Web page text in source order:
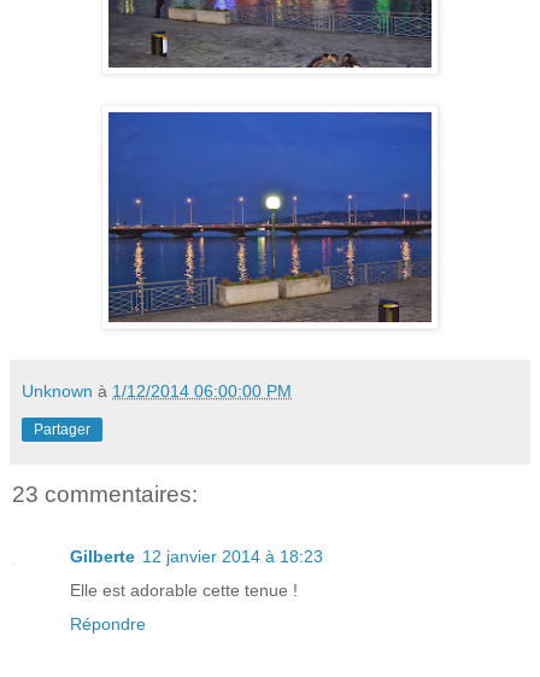
Unknown à 1/12/2014 06:00:00 PM
Partager
23 commentaires:
Gilberte 12 janvier 2014 à 18:23
Elle est adorable cette tenue !
Répondre